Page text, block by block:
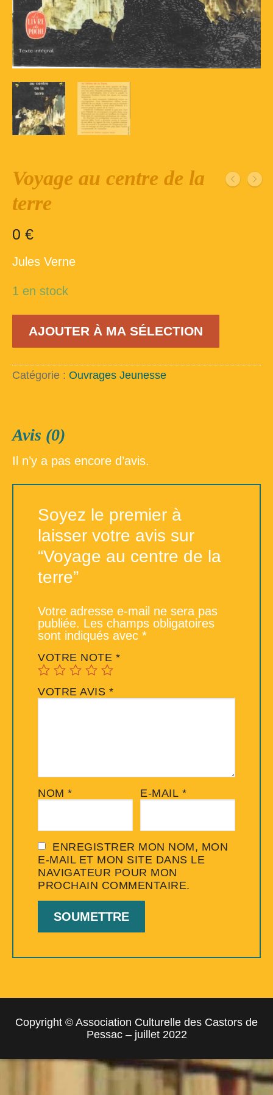
Inscription – club de lecture – Echecs
Nos suggestions
Répertoire du fonds de la bibliothèque –
Répertoire du fonds de la Bibliothèque –
Répertoire des ouvrages Jeunesse
Voyage au centre de la
terre
0 €
Jules Verne
1 en stock
quantité
Voyage
centre
de
AJOUTER À MA SÉLECTION
Catégorie : Ouvrages Jeunesse
Avis (0)
Il n’y a pas encore d’avis.
Soyez le premier à
laisser votre avis sur
“Voyage au centre de la
terre”
Votre adresse e-mail ne sera pas
publiée. Les champs obligatoires
sont indiqués avec *
VOTRE NOTE *
VOTRE AVIS *
NOM * E-MAIL *
ENREGISTRER MON NOM, MON
E-MAIL ET MON SITE DANS LE
NAVIGATEUR POUR MON
PROCHAIN COMMENTAIRE.
Copyright © Association Culturelle des Castors de
Pessac – juillet 2022